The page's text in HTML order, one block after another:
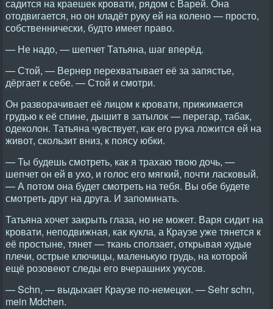
садится на краешек кровати, рядом с Варей. Она
отодвигается, но он кладёт руку ей на колено — просто,
собственнически, будто имеет право.
— Не надо, — шепчет Татьяна, шаг вперёд.
— Стой, — Вернер перехватывает её за запястье,
дёргает к себе. — Стой и смотри.
Он разворачивает её лицом к кровати, прижимается
грудью к её спине, дышит в затылок — перегар, табак,
одеколон. Татьяна чувствует, как его рука ложится ей на
живот, скользит вниз, к поясу юбки.
— Ты будешь смотреть, как я трахаю твою дочь, —
шепчет он ей в ухо, и голос его мягкий, почти ласковый.
— А потом она будет смотреть на тебя. Вы обе будете
смотреть друг на друга. И запоминать.
Татьяна хочет закрыть глаза, но не может. Варя сидит на
кровати, неподвижная, как кукла, а Краузе уже тянется к
её простыне, тянет — ткань сползает, открывая худые
плечи, острые ключицы, маленькую грудь, на которой
ещё розовеют следы его вчерашних укусов.
— Schn, — выдыхает Краузе по-немецки. — Sehr schn,
mein Mdchen.